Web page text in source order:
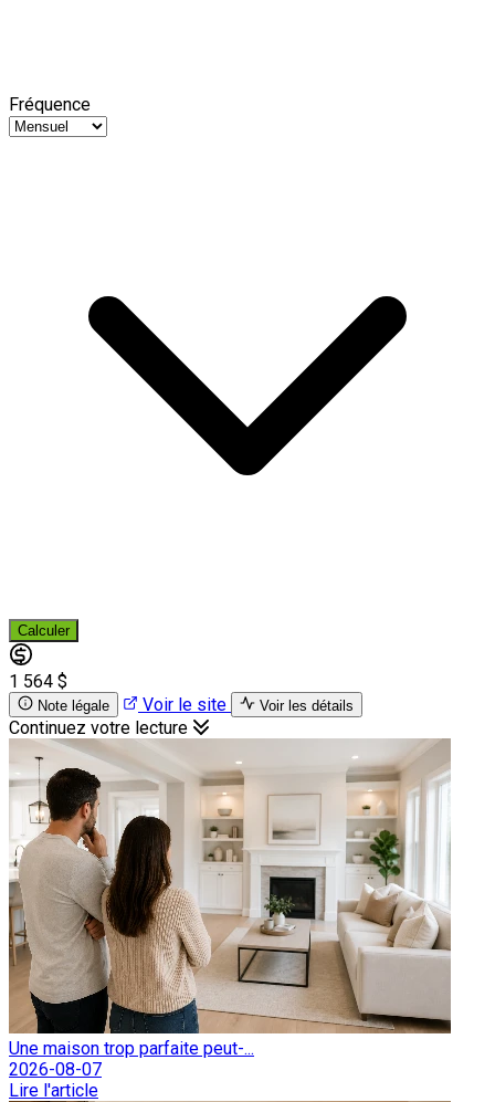
Fréquence
Calculer
1 564 $
Note légale Voir le site Voir les détails
Continuez votre lecture
Une maison trop parfaite peut-...
2026-08-07
Lire l'article